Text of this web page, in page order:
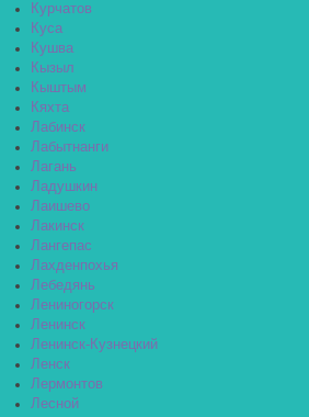
Курчатов
Куса
Кушва
Кызыл
Кыштым
Кяхта
Лабинск
Лабытнанги
Лагань
Ладушкин
Лаишево
Лакинск
Лангепас
Лахденпохья
Лебедянь
Лениногорск
Ленинск
Ленинск-Кузнецкий
Ленск
Лермонтов
Лесной